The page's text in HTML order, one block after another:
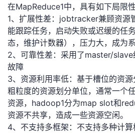
我
的
博
客
我
的
论
坛
我
的
圈
子
我
的
直
我
的
我
在MapReduce1中，具有如下局限性
1、扩展性差：jobtracker兼顾资源
能跟踪任务，启动失败或迟缓的任
态，维护计数器），压力大，成为
2、可靠性差：采用了master/
故障
3、资源利用率低：基于槽位的资
粗粒度的资源划分单位，通常一个
资源，hadoop1分为map slot和
资源不共享，造成一些资源空闲。
4、不支持多框架：不支持多种计